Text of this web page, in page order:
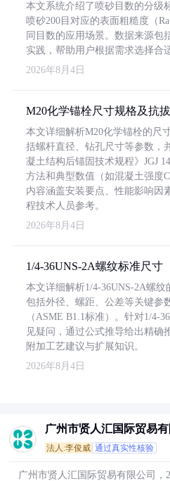
本文系统介绍了喷砂目数的分级
喷砂200目对应的表面粗糙度（
同目数的应用场景。数据来源包
实践，帮助用户根据需求选择合
2026年8月4日
M20化学锚栓尺寸规格及抗
本文详细解析M20化学锚栓的尺
括螺杆直径、钻孔尺寸等参数，
凝土结构后锚固技术规程》JGJ
方法和典型数值（如混凝土强度
内容涵盖安装要点、性能影响因
程技术人员参考。
2026年8月4日
1/4-36UNS-2A螺纹标准尺寸
本文详细解析1/4-36UNS-2A螺纹
包括外径、螺距、公差等关键参
（ASME B1.1标准）。针对1/4-
见疑问，通过公式推导给出精确
附加工艺建议与扩展知识。
2026年8月4日
广州市贤人汇国际贸易有
法人:李俊威 通过真实性核验
广州市贤人汇国际贸易有限公司，